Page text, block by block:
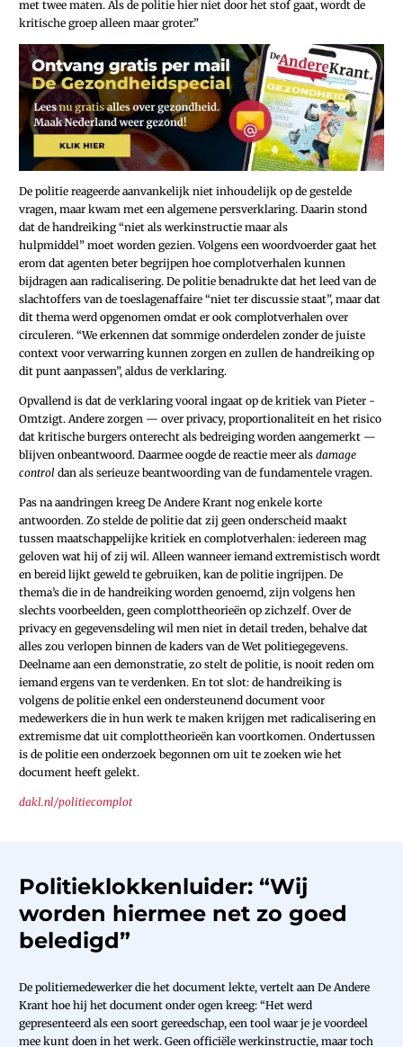
met twee maten. Als de politie hier niet door het stof gaat, wordt de
kritische groep alleen maar groter.”
De politie reageerde aanvankelijk niet inhoudelijk op de gestelde
vragen, maar kwam met een algemene persverklaring. Daarin stond
dat de handreiking “niet als werkinstructie maar als
hulpmiddel” moet worden gezien. Volgens een woordvoerder gaat het
erom dat agenten beter begrijpen hoe complotverhalen kunnen
bijdragen aan radicalisering. De politie benadrukte dat het leed van de
slachtoffers van de toeslagenaffaire “niet ter discussie staat”, maar dat
dit thema werd opgenomen omdat er ook complotverhalen over
circuleren. “We erkennen dat sommige onderdelen zonder de juiste
context voor verwarring kunnen zorgen en zullen de handreiking op
dit punt aanpassen”, aldus de verklaring.
Opvallend is dat de verklaring vooral ingaat op de kritiek van ­Pieter ­
Omtzigt. Andere zorgen — over privacy, proportionaliteit en het risico
dat kritische burgers onterecht als bedreiging worden aangemerkt —
­blijven onbeantwoord. Daarmee oogde de reactie meer als damage
control dan als serieuze beantwoording van de fundamentele vragen.
Pas na aandringen kreeg De Andere Krant nog enkele korte
antwoorden. Zo stelde de politie dat zij geen onderscheid maakt
tussen maatschappelijke kritiek en complotverhalen: iedereen mag
geloven wat hij of zij wil. Alleen wanneer iemand extremistisch wordt
en bereid lijkt geweld te gebruiken, kan de politie ingrijpen. De
thema’s die in de handreiking worden genoemd, zijn volgens hen
slechts voorbeelden, geen complottheorieën op zichzelf. Over de
privacy en gegevensdeling wil men niet in detail treden, behalve dat
alles zou verlopen binnen de kaders van de Wet politiegegevens.
Deelname aan een demonstratie, zo stelt de politie, is nooit reden om
iemand ergens van te verdenken. En tot slot: de handreiking is
volgens de politie enkel een ondersteunend document voor
medewerkers die in hun werk te maken krijgen met radicalisering en
extremisme dat uit complottheorieën kan voortkomen. Ondertussen
is de politie een onderzoek begonnen om uit te zoeken wie het
document heeft gelekt.
dakl.nl/politiecomplot
Politieklokkenluider: “Wij
worden hiermee net zo goed
beledigd”
De politiemedewerker die het document lekte, vertelt aan De Andere
Krant hoe hij het document onder ogen kreeg: “Het werd
gepresenteerd als een soort gereedschap, een tool waar je je voordeel
mee kunt doen in het werk. Geen officiële werkinstructie, maar toch